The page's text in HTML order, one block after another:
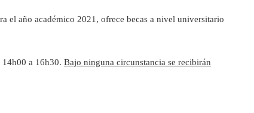
el año académico 2021, ofrece becas a nivel universitario
a 16h30. Bajo ninguna circunstancia se recibirán